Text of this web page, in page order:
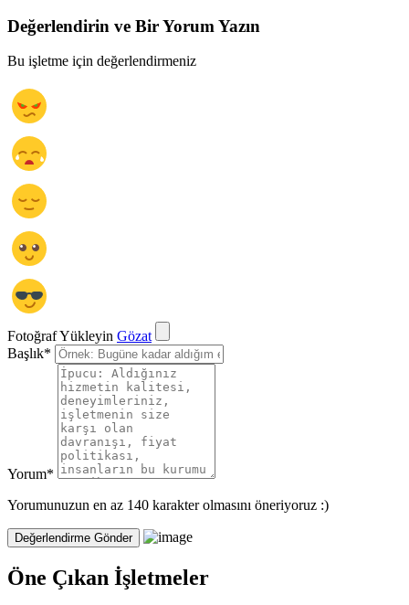
Değerlendirin ve Bir Yorum Yazın
Bu işletme için değerlendirmeniz
Fotoğraf Yükleyin Gözat
Başlık*
Yorum*
Yorumunuzun en az 140 karakter olmasını öneriyoruz :)
Öne Çıkan İşletmeler